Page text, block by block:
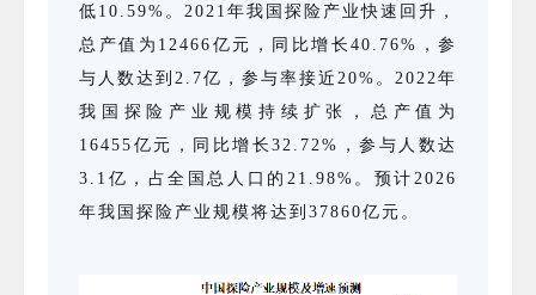
低10.59%。2021年我国探险产业快速回升，
总产值为12466亿元，同比增长40.76%，参
与人数达到2.7亿，参与率接近20%。2022年
我国探险产业规模持续扩张，总产值为
16455亿元，同比增长32.72%，参与人数达
3.1亿，占全国总人口的21.98%。预计2026
年我国探险产业规模将达到37860亿元。